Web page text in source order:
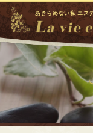
あきらめない私 エス